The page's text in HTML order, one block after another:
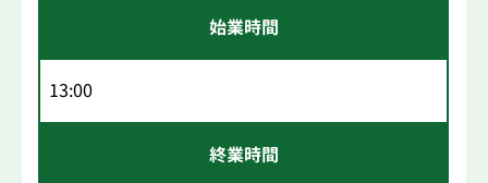
始業時間
13:00
終業時間